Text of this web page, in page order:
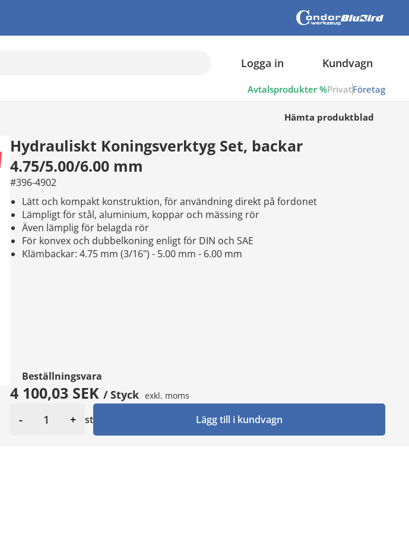
Logga in Kundvagn
Avtalsprodukter %PrivatFöretag
Hämta produktblad
Hydrauliskt Koningsverktyg Set, backar
4.75/5.00/6.00 mm
#396-4902
lätt och kompakt konstruktion, för användning direkt på fordonet
lämpligt för stål, aluminium, koppar och mässing rör
även lämplig för belagda rör
för konvex och dubbelkoning enligt för DIN och SAE
klämbackar: 4.75 mm (3/16") - 5.00 mm - 6.00 mm
Beställningsvara
4 100,03 SEK / Styck exkl. moms
- + st Lägg till i kundvagn